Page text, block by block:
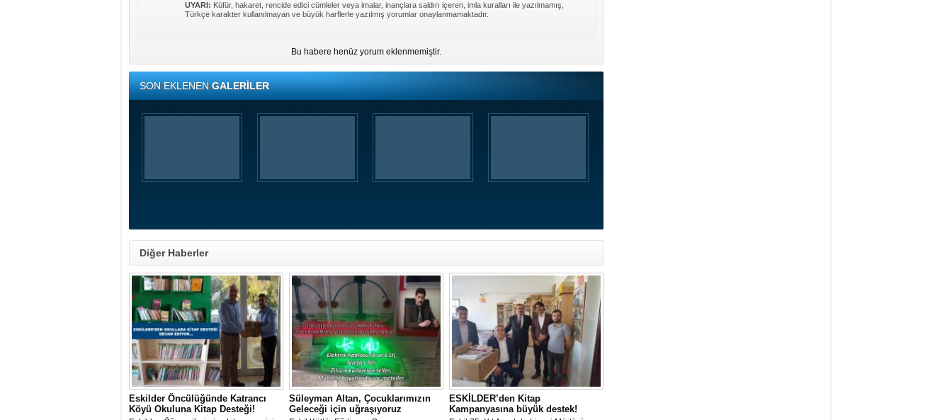
UYARI: Küfür, hakaret, rencide edici cümleler veya imalar, inançlara saldırı içeren, imla kuralları ile yazılmamış,
Türkçe karakter kullanılmayan ve büyük harflerle yazılmış yorumlar onaylanmamaktadır.
Bu habere henüz yorum eklenmemiştir.
SON EKLENENGALERİLER
Diğer Haberler
Eskilder Öncülüğünde Katrancı
Köyü Okuluna Kitap Desteği!
Süleyman Altan, Çocuklarımızın
Geleceği için uğraşıyoruz
ESKİLDER’den Kitap
Kampanyasına büyük destek!